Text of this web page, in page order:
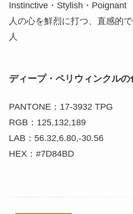
Instinctive・Stylish・Poignant
人の心を鮮烈に打つ、直感的
人
ディープ・ペリウィンクルの
PANTONE：17-3932 TPG
RGB：125,132,189
LAB：56.32,6.80,-30.56
HEX：#7D84BD